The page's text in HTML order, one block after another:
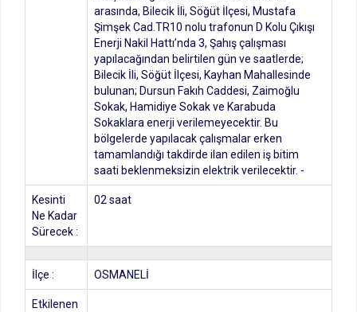
arasında, Bilecik İli, Söğüt İlçesi, Mustafa
Şimşek Cad.TR10 nolu trafonun D Kolu Çıkışı
Enerji Nakil Hattı’nda 3, Şahış çalışması
yapılacağından belirtilen gün ve saatlerde;
Bilecik İli, Söğüt İlçesi, Kayhan Mahallesinde
bulunan; Dursun Fakıh Caddesi, Zaimoğlu
Sokak, Hamidiye Sokak ve Karabuda
Sokaklara enerji verilemeyecektir. Bu
bölgelerde yapılacak çalışmalar erken
tamamlandığı takdirde ilan edilen iş bitim
saati beklenmeksizin elektrik verilecektir. -
Kesinti
Ne Kadar
Sürecek :
02 saat
İlçe : OSMANELİ
Etkilenen